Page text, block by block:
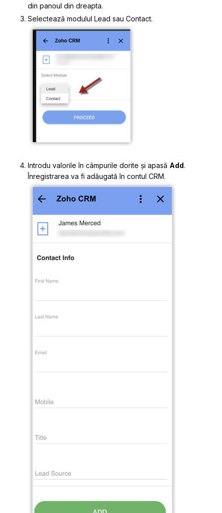
din panoul din dreapta.
Selectează modulul Lead sau Contact.
Introdu valorile în câmpurile dorite și apasă Add.
Înregistrarea va fi adăugată în contul CRM.